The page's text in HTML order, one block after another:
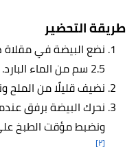
طريقة التحضير
نضع البيضة في مقلاة
2.5 سم من الماء البارد.
نضيف قليلًا من الملح
نحرك البيضة برفق
ونضبط مؤقت الطبخ
[٢]